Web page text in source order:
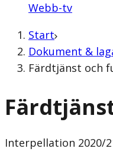
Webb-tv
Start
Dokument &
Färdtjänst och
Interpellation 2020/